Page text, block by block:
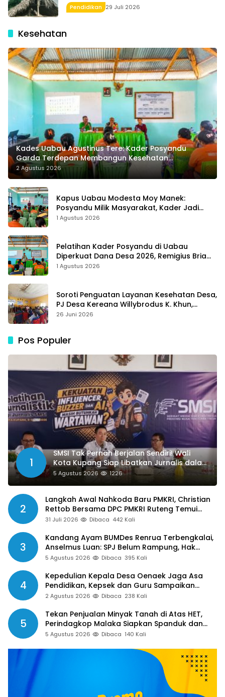
Pendidikan 29 Juli 2026
Kesehatan
Kades Uabau Agustinus Tere: Kader Posyandu
Garda Terdepan Membangun Kesehatan
Masyarakat Desa
2 Agustus 2026
Kapus Uabau Modesta Moy Manek:
Posyandu Milik Masyarakat, Kader Jadi
Ujung Tombak Perangi Stunting
1 Agustus 2026
Pelatihan Kader Posyandu di Uabau
Diperkuat Dana Desa 2026, Remigius Bria
Tekankan Transparansi dengan Libatkan
1 Agustus 2026
Soroti Penguatan Layanan Kesehatan Desa,
PJ Desa Kereana Willybrodus K. Khun,
Dukung Penuh Pelatihan Kader Posyandu
26 Juni 2026
Pos Populer
1
SMSI Tak Pernah Berjalan Sendiri! Wali
Kota Kupang Siap Libatkan Jurnalis dalam
Publikasi Program Pemkot
5 Agustus 2026 1226
2
Langkah Awal Nahkoda Baru PMKRI, Christian
Rettob Bersama DPC PMKRI Ruteng Temui
Bupati Manggarai Perkuat Kolaborasi Masa
31 Juli 2026 Dibaca 442 Kali
3
Kandang Ayam BUMDes Renrua Terbengkalai,
Anselmus Luan: SPJ Belum Rampung, Hak
Aparat Desa Sejak Januari Belum Dibayar
5 Agustus 2026 Dibaca 395 Kali
4
Kepedulian Kepala Desa Oenaek Jaga Asa
Pendidikan, Kepsek dan Guru Sampaikan
Apresiasi
2 Agustus 2026 Dibaca 238 Kali
5
Tekan Penjualan Minyak Tanah di Atas HET,
Perindagkop Malaka Siapkan Spanduk dan
Nomor Pengaduan
5 Agustus 2026 Dibaca 140 Kali